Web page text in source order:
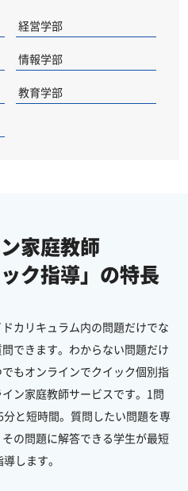
経営学部
情報学部
教育学部
家庭教師
ク指導」の特長
カリキュラム内の問題だけでな
できます。わからない問題だけ
もオンラインでクイック個別指
ン家庭教師サービスです。1問
と短時間。質問したい問題を専
の問題に解答できる学生が最短
します。